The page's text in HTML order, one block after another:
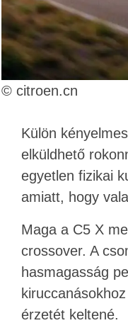
© citroen.cn
Külön
elküldhető
egyetlen fizikai
amiatt, hogy
Maga a C5 X
crossover. A
hasmagasság
érzetét keltené.